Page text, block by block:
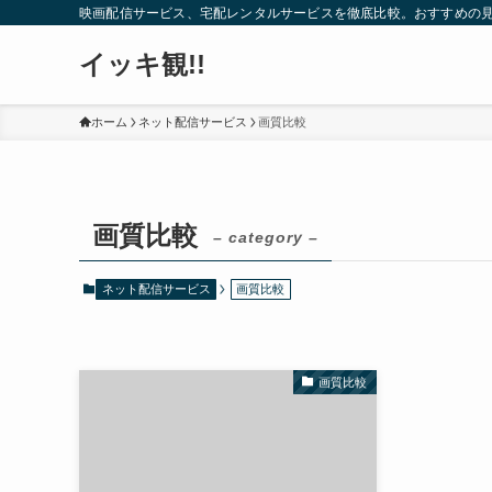
映画配信サービス、宅配レンタルサービスを徹底比較。おすすめの
イッキ観!!
ホーム ネット配信サービス 画質比較
画質比較 – category –
ネット配信サービス 画質比較
画質比較